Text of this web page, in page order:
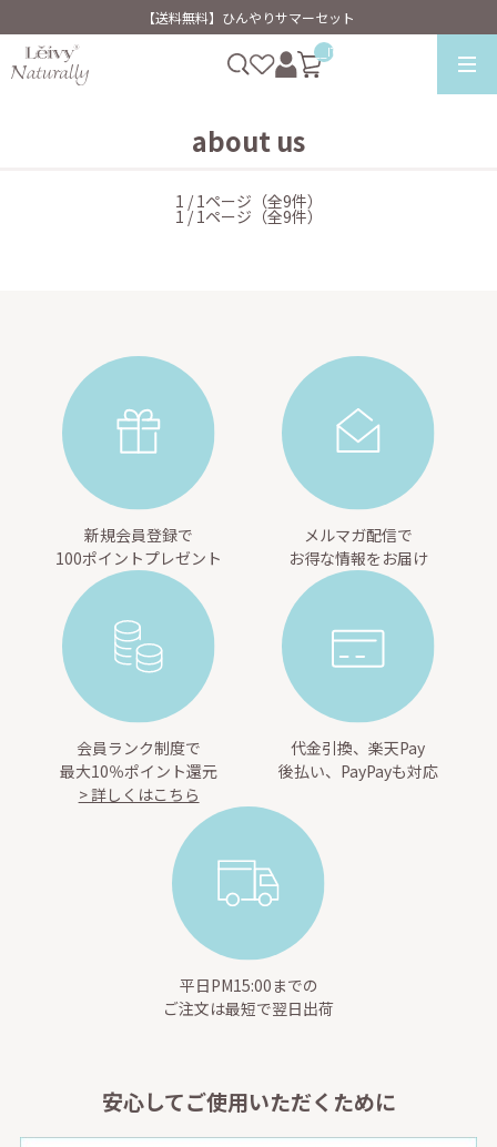
【送料無料】ひんやりサマーセット
__ITM_CNT__
about us
1 / 1ページ（全9件）
1 / 1ページ（全9件）
新規会員登録で
100ポイントプレゼント
メルマガ配信で
お得な情報をお届け
会員ランク制度で
最大10％ポイント還元
> 詳しくはこちら
代金引換、楽天Pay
後払い、PayPayも対応
平日PM15:00までの
ご注文は最短で翌日出荷
安心してご使用いただくために